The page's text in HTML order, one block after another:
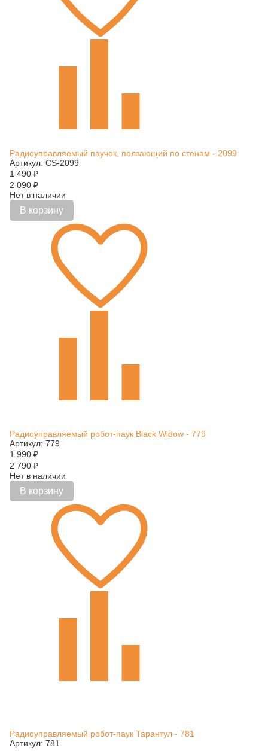
Радиоуправляемый паучок, ползающий по стенам - 2099
Артикул: CS-2099
1 490 ₽
2 090 ₽
Нет в наличии
В корзину
Радиоуправляемый робот-паук Black Widow - 779
Артикул: 779
1 990 ₽
2 790 ₽
Нет в наличии
В корзину
Радиоуправляемый робот-паук Тарантул - 781
Артикул: 781